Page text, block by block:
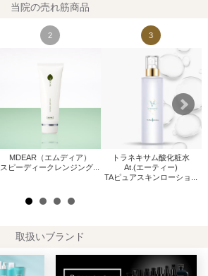
当院の売れ筋商品
2
MDEAR（エムディア）
スピーディークレンジング...
3
トラネキサム酸化粧水
At.(エーティー)
TAピュアスキンローショ...
取扱いブランド